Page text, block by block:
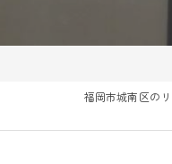
福岡市城南区の